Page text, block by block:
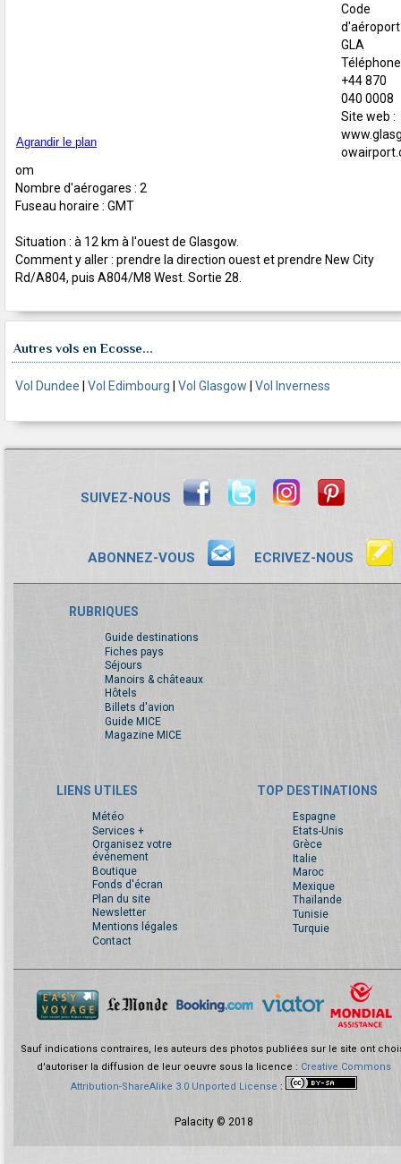
Agrandir le plan
Code
d'aéroport
GLA
+44 870
040 0008
Site web :
om
Nombre d'aérogares : 2
Fuseau horaire : GMT
Situation : à 12 km à l'ouest de Glasgow.
Comment y aller : prendre la direction ouest et prendre New City
Rd/A804, puis A804/M8 West. Sortie 28.
Autres vols en Ecosse...
Vol Dundee Vol Edimbourg Vol Glasgow Vol Inverness
SUIVEZ-NOUS
ABONNEZ-VOUS ECRIVEZ-NOUS
RUBRIQUES
Guide destinations
Fiches pays
Séjours
Manoirs & châteaux
Hôtels
Billets d'avion
Guide MICE
Magazine MICE
LIENS UTILES
Météo
Services +
Organisez votre
événement
Boutique
Fonds d'écran
Plan du site
Newsletter
Mentions légales
Contact
TOP DESTINATIONS
Espagne
Etats-Unis
Grèce
Italie
Maroc
Mexique
Thaïlande
Tunisie
Turquie
Sauf indications contraires, les auteurs des photos publiées sur le site ont
d'autoriser la diffusion de leur oeuvre sous la licence : Creative Commons
Attribution-ShareAlike 3.0 Unported License :
Palacity © 2018